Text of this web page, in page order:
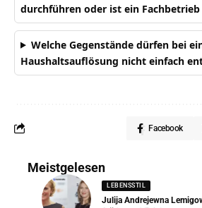
durchführen oder ist ein
Welche Gegenstände dürfen bei
Haushaltsauflösung nicht einfach
Facebook
Meistgelesen
LEBENSSTIL
Julija Andrejewna